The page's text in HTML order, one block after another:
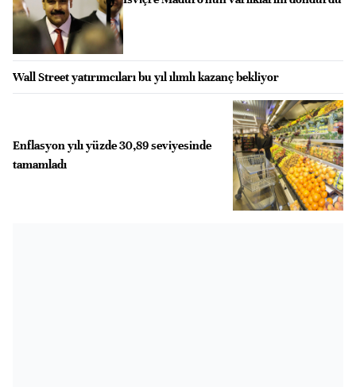
Wall Street yatırımcıları bu yıl ılımlı kazanç bekliyor
Enflasyon yılı yüzde 30,89 seviyesinde
tamamladı